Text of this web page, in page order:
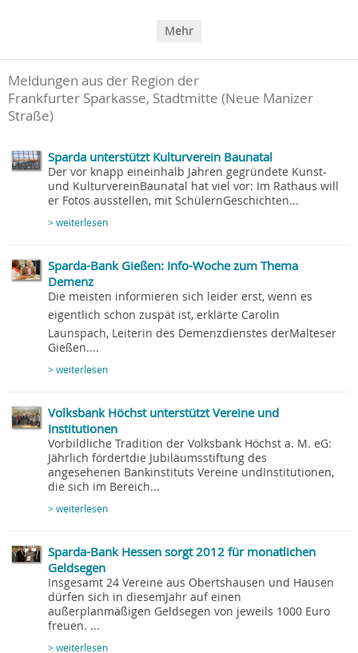
Mehr
Meldungen aus der Region der
Frankfurter Sparkasse, Stadtmitte (Neue Manizer
Straße)
Sparda unterstützt Kulturverein Baunatal
Der vor knapp eineinhalb Jahren gegründete Kunst-
und KulturvereinBaunatal hat viel vor: Im Rathaus will
er Fotos ausstellen, mit SchülernGeschichten...
> weiterlesen
Sparda-Bank Gießen: Info-Woche zum Thema
Demenz
Die meisten informieren sich leider erst, wenn es
eigentlich schon zuspät ist, erklärte Carolin
Launspach, Leiterin des Demenzdienstes derMalteser
Gießen....
> weiterlesen
Volksbank Höchst unterstützt Vereine und
Institutionen
Vorbildliche Tradition der Volksbank Höchst a. M. eG:
Jährlich fördertdie Jubiläumsstiftung des
angesehenen Bankinstituts Vereine undInstitutionen,
die sich im Bereich...
> weiterlesen
Sparda-Bank Hessen sorgt 2012 für monatlichen
Geldsegen
Insgesamt 24 Vereine aus Obertshausen und Hausen
dürfen sich in diesemJahr auf einen
außerplanmäßigen Geldsegen von jeweils 1000 Euro
freuen. ...
> weiterlesen